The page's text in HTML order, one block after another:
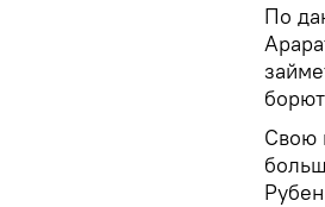
По
Свою